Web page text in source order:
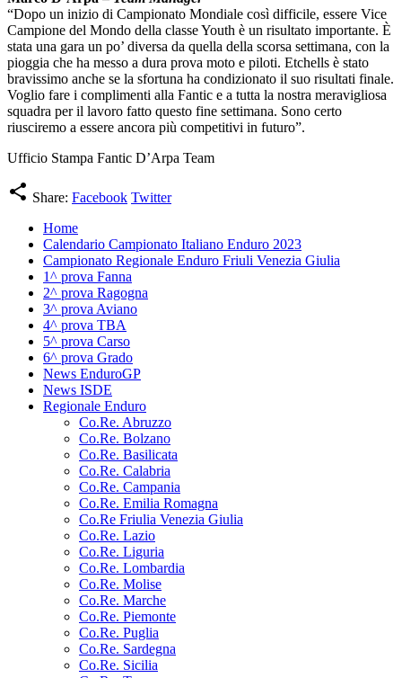
“Dopo un inizio di Campionato Mondiale così difficile, essere Vice
Campione del Mondo della classe Youth è un risultato importante. È
stata una gara un po’ diversa da quella della scorsa settimana, con la
pioggia che ha messo a dura prova moto e piloti. Etchells è stato
bravissimo anche se la sfortuna ha condizionato il suo risultati finale.
Voglio fare i complimenti alla Fantic e a tutta la nostra meravigliosa
squadra per il lavoro fatto questo fine settimana. Sono certo
riusciremo a essere ancora più competitivi in futuro”.
Ufficio Stampa Fantic D’Arpa Team
share Share: Facebook Twitter
Home
Calendario Campionato Italiano Enduro 2023
Campionato Regionale Enduro Friuli Venezia Giulia
1^ prova Fanna
2^ prova Ragogna
3^ prova Aviano
4^ prova TBA
5^ prova Carso
6^ prova Grado
News EnduroGP
News ISDE
Regionale Enduro
Co.Re. Abruzzo
Co.Re. Bolzano
Co.Re. Basilicata
Co.Re. Calabria
Co.Re. Campania
Co.Re. Emilia Romagna
Co.Re Friulia Venezia Giulia
Co.Re. Lazio
Co.Re. Liguria
Co.Re. Lombardia
Co.Re. Molise
Co.Re. Marche
Co.Re. Piemonte
Co.Re. Puglia
Co.Re. Sardegna
Co.Re. Sicilia